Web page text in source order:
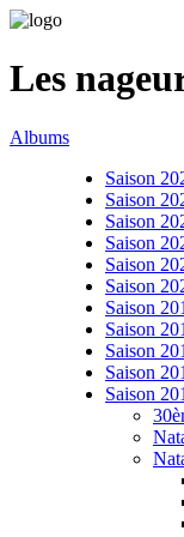
Les
Albums
Saison
Saison
Saison
Saison
Saison
Saison
Saison
Saison
Saison
Saison
Saison